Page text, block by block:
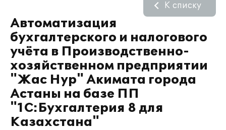
Автоматизация
бухгалтерского и налогового
учёта в Производственно-
хозяйственном предприятии
"Жас Нур" Акимата города
Астаны на базе ПП
"1С:Бухгалтерия 8 для
Казахстана"
К списку